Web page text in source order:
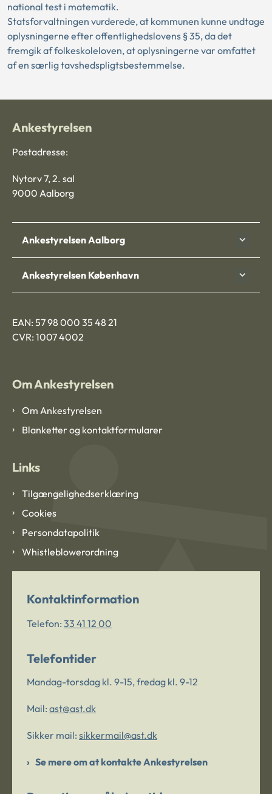
national test i matematik.
Statsforvaltningen vurderede, at kommunen kunne undtage
oplysningerne efter offentlighedslovens § 35, da det
fremgik af folkeskoleloven, at oplysningerne var omfattet
af en særlig tavshedspligtsbestemmelse.
Ankestyrelsen
Postadresse:
Nytorv 7, 2. sal
9000 Aalborg
Ankestyrelsen Aalborg
Ankestyrelsen København
EAN: 57 98 000 35 48 21
CVR: 1007 4002
Om Ankestyrelsen
Om Ankestyrelsen
Blanketter og kontaktformularer
Links
Tilgængelighedserklæring
Cookies
Persondatapolitik
Whistleblowerordning
Kontaktinformation
Telefon: 33 41 12 00
Telefontider
Mandag-torsdag kl. 9-15, fredag kl. 9-12
Mail: ast@ast.dk
Sikker mail: sikkermail@ast.dk
Se mere om at kontakte Ankestyrelsen